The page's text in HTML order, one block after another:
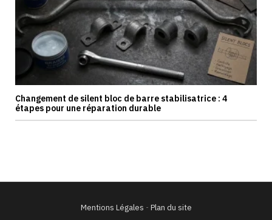
Changement de silent bloc de barre stabilisatrice : 4
étapes pour une réparation durable
Mentions Légales - Plan du site